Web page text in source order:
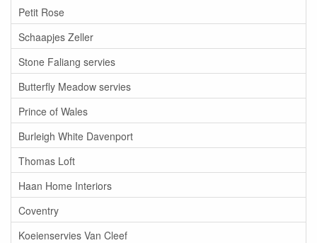
Petit Rose
Schaapjes Zeller
Stone Faliang servies
Butterfly Meadow servies
Prince of Wales
Burleigh White Davenport
Thomas Loft
Haan Home Interiors
Coventry
Koeienservies Van Cleef